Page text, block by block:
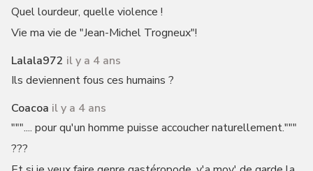
Quel lourdeur, quelle violence !
Vie ma vie de "Jean-Michel Trogneux"!
Lalala972 il y a 4 ans
Ils deviennent fous ces humains ?
Coacoa il y a 4 ans
""".... pour qu'un homme puisse accoucher naturellement."""
???